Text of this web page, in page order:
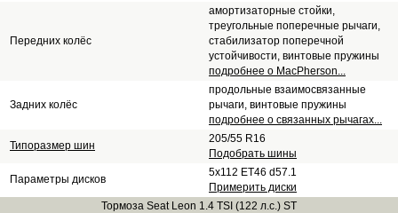
Передних колёс
амортизаторные стойки,
треугольные поперечные рычаги,
стабилизатор поперечной
устойчивости, винтовые пружины
подробнее о MacPherson...
Задних колёс
продольные взаимосвязанные
рычаги, винтовые пружины
подробнее о связанных рычагах...
Типоразмер шин
205/55 R16
Подобрать шины
Параметры дисков
5x112 ET46 d57.1
Примерить диски
Тормоза Seat Leon 1.4 TSI (122 л.с.) ST